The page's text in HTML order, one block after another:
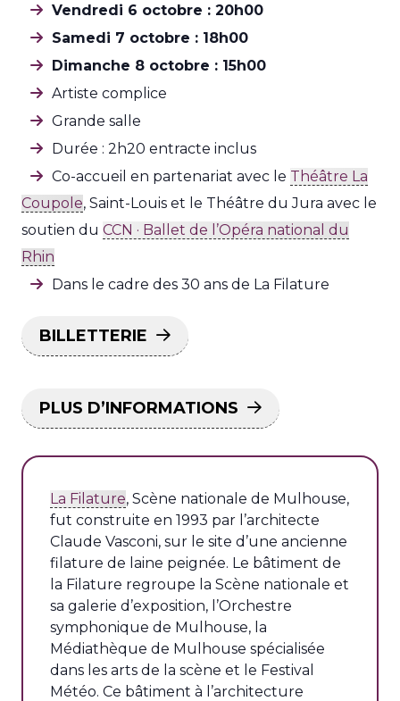
Vendredi 6 octobre : 20h00
Samedi 7 octobre : 18h00
Dimanche 8 octobre : 15h00
Artiste complice
Grande salle
Durée : 2h20 entracte inclus
Co-accueil en partenariat avec le Théâtre La
Coupole, Saint-Louis et le Théâtre du Jura avec le
soutien du CCN · Ballet de l’Opéra national du
Rhin
Dans le cadre des 30 ans de La Filature
BILLETTERIE
PLUS D’INFORMATIONS
La Filature, Scène nationale de Mulhouse,
fut construite en 1993 par l’architecte
Claude Vasconi, sur le site d’une ancienne
filature de laine peignée. Le bâtiment de
la Filature regroupe la Scène nationale et
sa galerie d’exposition, l’Orchestre
symphonique de Mulhouse, la
Médiathèque de Mulhouse spécialisée
dans les arts de la scène et le Festival
Météo. Ce bâtiment à l’architecture